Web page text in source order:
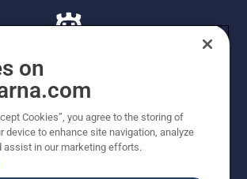
vejledende udsalgspriser. Der tages
og trykfejl samt prisændringer. Vi
at have så nøjagtige oplysningerne på
som muligt. Alle anførte priser er
on
Cookies”, you agree to the storing of
device to enhance site navigation, analyze
assist in our marketing efforts.